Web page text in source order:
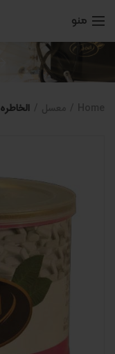
منو
الخاطره